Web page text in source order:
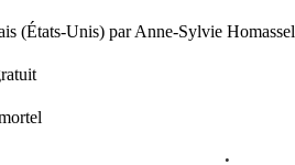
(États-Unis) par Anne-Sylvie Homassel
•